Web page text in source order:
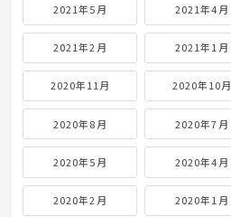
2021年5月 2021年4月
2021年2月 2021年1月
2020年11月 2020年10月
2020年8月 2020年7月
2020年5月 2020年4月
2020年2月 2020年1月